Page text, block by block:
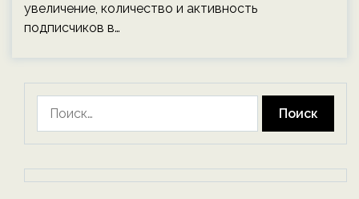
увеличение, количество и активность
подписчиков в…